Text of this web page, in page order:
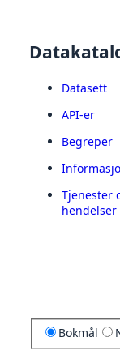
Datasett
API-er
Begreper
Tjenester
hendelser
Bokmål